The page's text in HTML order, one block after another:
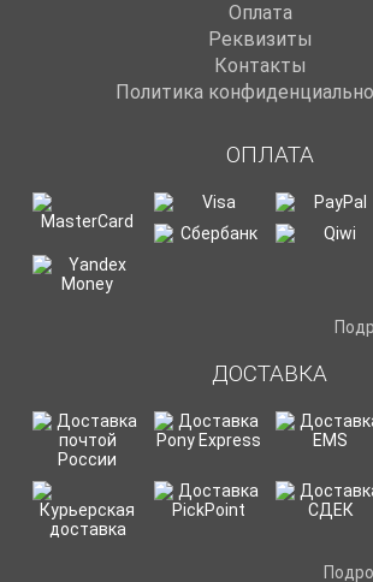
Оплата
Реквизиты
Контакты
Политика
ОПЛАТА
ДОСТАВКА